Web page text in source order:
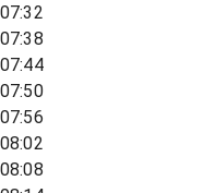
07:32
07:38
07:44
07:50
07:56
08:02
08:08